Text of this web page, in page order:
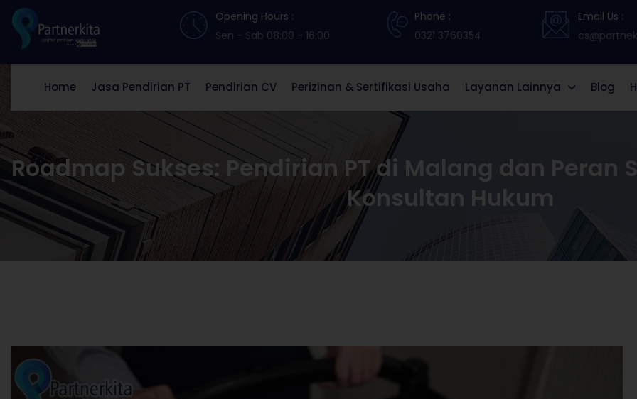
Opening Hours :
Sen - Sab 08:00 - 16:00
Phone :
0321 3760354
Email Us :
Home Jasa Pendirian PT Pendirian CV Perizinan & Sertifikasi Usaha Layanan Lainnya Blog
Roadmap Sukses: Pendirian PT di Malang dan
Konsultan Hukum